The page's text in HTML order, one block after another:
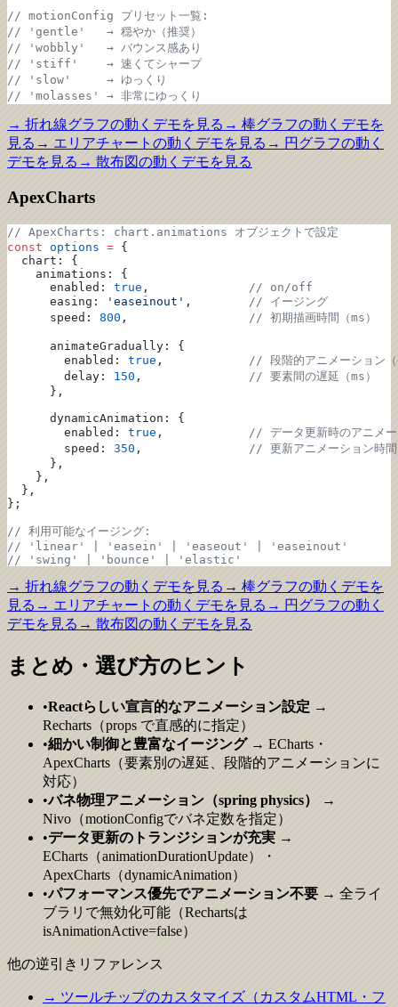
// motionConfig プリセット一覧:
// 'gentle'   → 穏やか（推奨）
// 'wobbly'   → バウンス感あり
// 'stiff'    → 速くてシャープ
// 'slow'     → ゆっくり
// 'molasses' → 非常にゆっくり
→ 折れ線グラフの動くデモを見る → 棒グラフの動くデモを
見る → エリアチャート の動くデモを見る → 円グラフの動く
デモを見る → 散布図の動くデモを見る
ApexCharts
// ApexCharts: chart.animations オブジェクトで設定
const options = {
  chart: {
    animations: {
      enabled:
true , // on/off
      easing:
'easeinout' , // イージング
      speed:
800 , // 初期描画時間（ms）
      animateGradually: {
        enabled:
true , // 段階的アニメーション（
        delay:
150 , // 要素間の遅延（ms）
      },
      dynamicAnimation: {
        enabled:
true , // データ更新時のアニメー
        speed:
350 , // 更新アニメーション時間
      },
    },
  },
};
// 利用可能なイージング:
// 'linear' | 'easein' | 'easeout' | 'easeinout'
// 'swing' | 'bounce' | 'elastic'
→ 折れ線グラフの動くデモを見る → 棒グラフの動くデモを
見る → エリアチャート の動くデモを見る → 円グラフの動く
デモを見る → 散布図の動くデモを見る
まとめ・選び方のヒント
•Reactらしい宣言的なアニメーション設定 →
Recharts（props で直感的に指定）
•細かい制御と豊富なイージング→ ECharts・
ApexCharts（要素別の遅延、段階的アニメーションに
対応）
•バネ物理アニメーション（spring physics）
→
Nivo（motionConfigでバネ定数を指定）
•データ更新のトランジションが充実 →
ECharts（animationDurationUpdate）・
ApexCharts（dynamicAnimation）
•パフォーマンス優先でアニメーション不要 → 全ライ
ブラリで無効化可能（Rechartsは
isAnimationActive=false）
他の逆引きリファレンス
→ ツールチップのカスタマイズ（カスタムHTML・フ